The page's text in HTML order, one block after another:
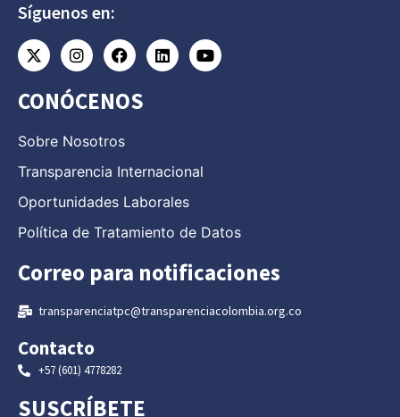
Síguenos en:
CONÓCENOS
Sobre Nosotros
Transparencia Internacional
Oportunidades Laborales
Política de Tratamiento de Datos
Correo para notificaciones
transparenciatpc@transparenciacolombia.org.co
Contacto
+57 (601) 4778282
SUSCRÍBETE